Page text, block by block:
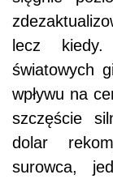
lecz
światowych
wpływu na
szczęście
dolar
surowca,